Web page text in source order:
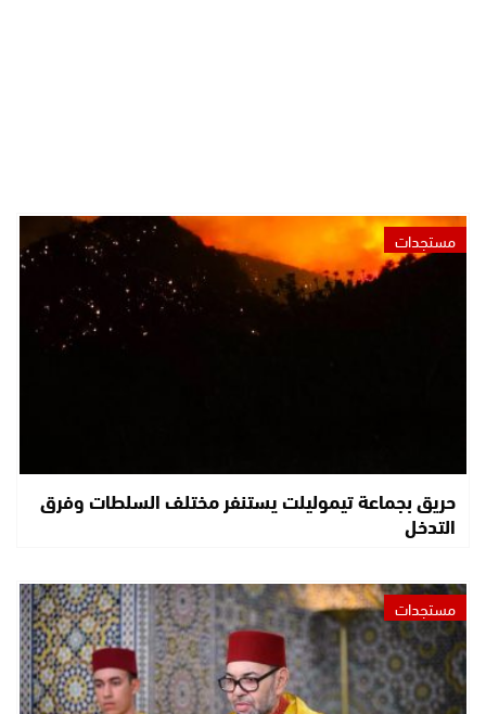
مستجدات
حريق بجماعة تيموليلت يستنفر مختلف السلطات وفرق
التدخل
مستجدات